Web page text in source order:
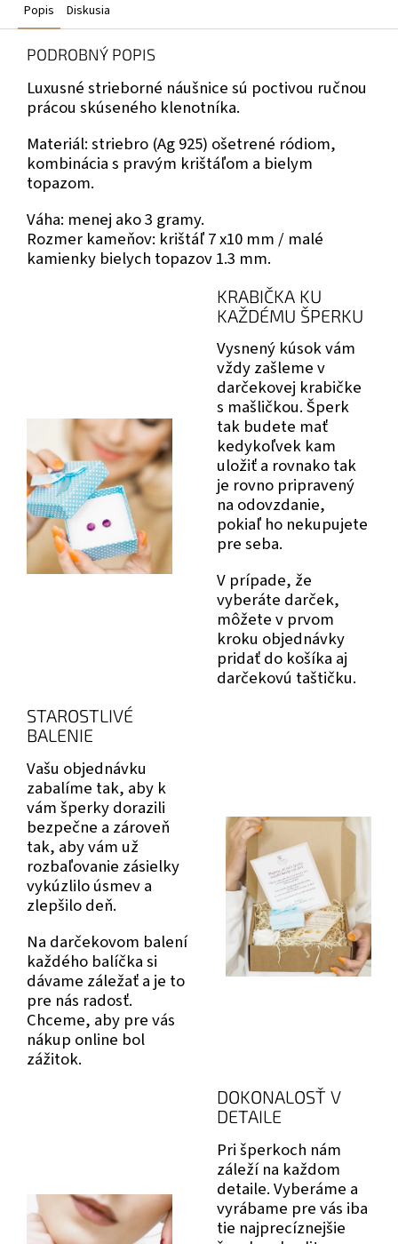
Popis Diskusia
PODROBNÝ POPIS
Luxusné strieborné náušnice sú poctivou ručnou
prácou skúseného klenotníka.
Materiál: striebro (Ag 925) ošetrené ródiom,
kombinácia s pravým krištáľom a bielym
topazom.
Váha: menej ako 3 gramy.
Rozmer kameňov: krištáľ 7 x10 mm / malé
kamienky bielych topazov 1.3 mm.
KRABIČKA KU
KAŽDÉMU ŠPERKU
Vysnený kúsok vám
vždy zašleme v
darčekovej krabičke
s mašličkou. Šperk
tak budete mať
kedykoľvek kam
uložiť a rovnako tak
je rovno pripravený
na odovzdanie,
pokiaľ ho nekupujete
pre seba.
V prípade, že
vyberáte darček,
môžete v prvom
kroku objednávky
pridať do košíka aj
darčekovú taštičku.
STAROSTLIVÉ
BALENIE
Vašu objednávku
zabalíme tak, aby k
vám šperky dorazili
bezpečne a zároveň
tak, aby vám už
rozbaľovanie zásielky
vykúzlilo úsmev a
zlepšilo deň.
Na darčekovom balení
každého balíčka si
dávame záležať a je to
pre nás radosť.
Chceme, aby pre vás
nákup online bol
zážitok.
DOKONALOSŤ V
DETAILE
Pri šperkoch nám
záleží na každom
detaile. Vyberáme a
vyrábame pre vás iba
tie najprecíznejšie